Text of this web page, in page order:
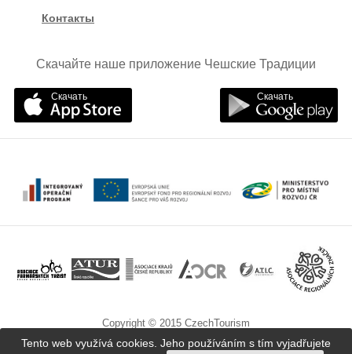
Контакты
Скачайте наше приложение Чешские Традиции
Скачать Скачать
Copyright © 2015 CzechTourism
Tento web využívá cookies. Jeho používáním s tím vyjadřujete